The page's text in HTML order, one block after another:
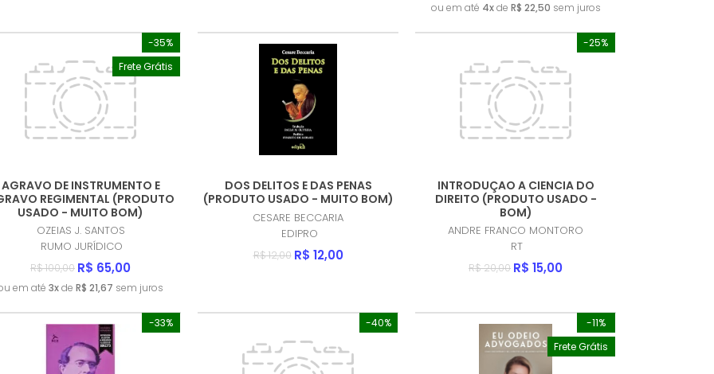
ou em até 4xde R$ 22,50 sem juros
-35%
Frete Grátis
AGRAVO DE INSTRUMENTO E
REGIMENTAL (PRODUTO
USADO - MUITO BOM)
OZEIAS J. SANTOS
RUMO JURÍDICO
R$ 100,00 R$ 65,00
em até 3xde R$ 21,67 sem juros
DOS DELITOS E DAS PENAS
(PRODUTO USADO - MUITO BOM)
CESARE BECCARIA
EDIPRO
R$ 12,00 R$ 12,00
-25%
INTRODUÇAO A CIENCIA DO
DIREITO (PRODUTO USADO -
BOM)
ANDRE FRANCO MONTORO
RT
R$ 20,00 R$ 15,00
-33% -40%
-11%
Frete Grátis